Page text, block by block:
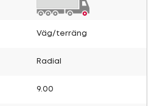
Väg/terräng
Radial
9.00